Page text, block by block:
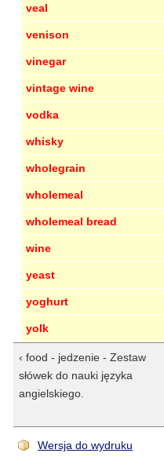
veal
venison
vinegar
vintage wine
vodka
whisky
wholegrain
wholemeal
wholemeal bread
wine
yeast
yoghurt
yolk
‹ food - jedzenie - Zestaw
słówek do nauki języka
angielskiego.
Wersja do wydruku